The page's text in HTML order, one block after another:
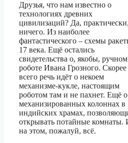
Друзья, что нам известно о
технологиях древних
цивилизаций? Да, практически,
ничего. Из наиболее
фантастического – схемы
17 века. Ещё остались
свидетельства о, якобы, ручном
роботе Ивана Грозного. Скорее
всего речь идёт о некоем
механизме-кукле, настоящим
роботом там и не пахнет. Ещё о
механизированных колоннах в
индийских храмах,
открывать потайные комнаты.
на этом, пожалуй, всё.